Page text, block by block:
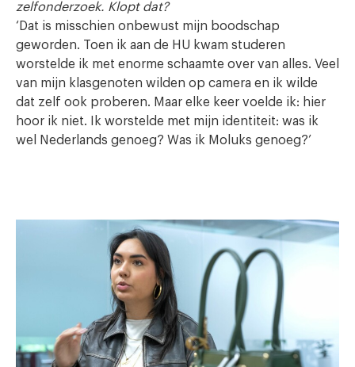
zelfonderzoek. Klopt dat?
‘Dat is misschien onbewust mijn boodschap
geworden. Toen ik aan de HU kwam studeren
worstelde ik met enorme schaamte over van alles. Veel
van mijn klasgenoten wilden op camera en ik wilde
dat zelf ook proberen. Maar elke keer voelde ik: hier
hoor ik niet. Ik worstelde met mijn identiteit: was ik
wel Nederlands genoeg? Was ik Moluks genoeg?’